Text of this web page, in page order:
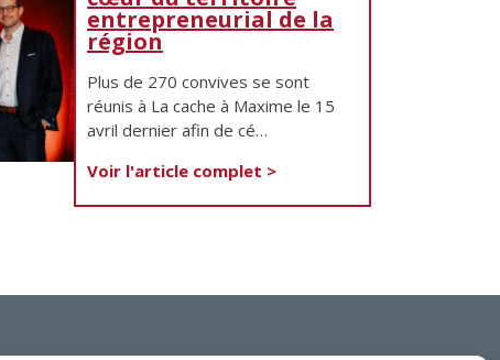
Innovation / Productivité
Mentorat d’affaires
Pro Bono
Services-conseils – démarrage
Services-conseils – croissance
TARIFS AMÉRICAINS
entrepreneurial de la
région
Plus de 270 convives se sont
réunis à La cache à Maxime le 15
avril dernier afin de cé…
Voir l'article complet >